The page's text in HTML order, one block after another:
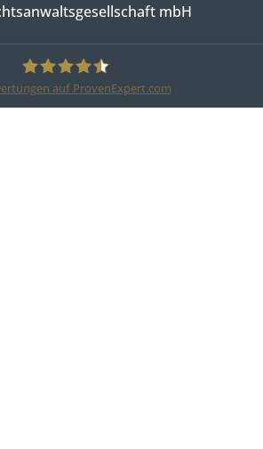
mbH
auf ProvenExpert.com